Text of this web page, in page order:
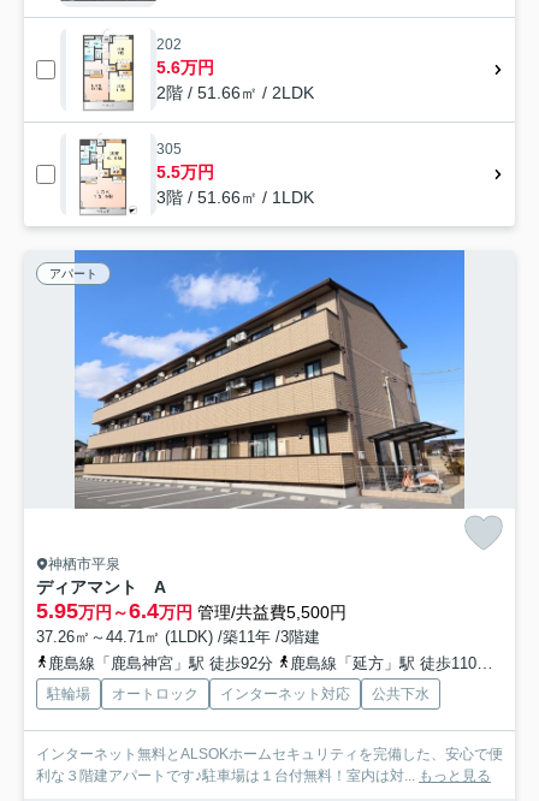
202
5.6万円
2階 / 51.66㎡ / 2LDK
305
5.5万円
3階 / 51.66㎡ / 1LDK
アパート
神栖市平泉
ディアマント A
5.95万円～6.4万円 管理/共益費5,500円
37.26㎡～44.71㎡ (1LDK) /築11年 /3階建
鹿島線「鹿島神宮」駅 徒歩92分
鹿島線「延方」駅 徒歩110分
駐輪場 オートロック インターネット対応 公共下水
インターネット無料とALSOKホームセキュリティを完備した、安心で便
利な３階建アパートです♪駐車場は１台付無料！室内は対... もっと見る